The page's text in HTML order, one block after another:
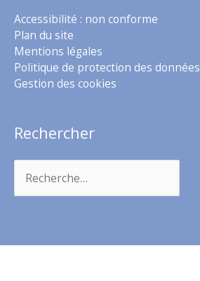
Accessibilité : non conforme
Plan du site
Mentions légales
Politique de protection des données
Gestion des cookies
Rechercher